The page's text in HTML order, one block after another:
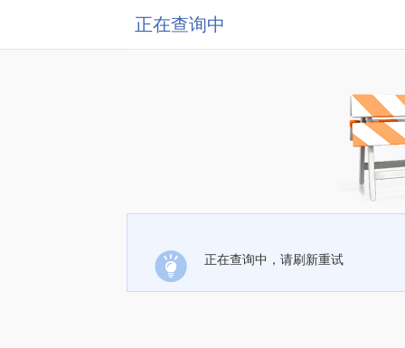
正在查询中
正在查询中，请刷新重试